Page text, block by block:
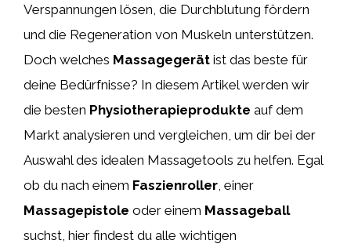
Verspannungen lösen, die Durchblutung fördern
und die Regeneration von Muskeln unterstützen.
Doch welches Massagegerät ist das beste für
deine Bedürfnisse? In diesem Artikel werden wir
die besten Physiotherapieprodukte auf dem
Markt analysieren und vergleichen, um dir bei der
Auswahl des idealen Massagetools zu helfen. Egal
ob du nach einem Faszienroller , einer
Massagepistole oder einem Massageball
suchst, hier findest du alle wichtigen